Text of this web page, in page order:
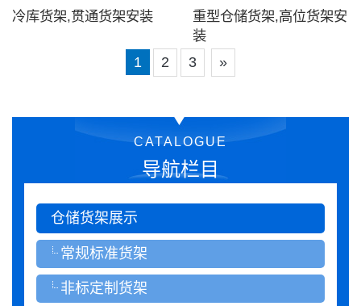
冷库货架,贯通货架安装
重型仓储货架,高位货架安
装
1
2 3 »
CATALOGUE
导航栏目
仓储货架展示
常规标准货架
非标定制货架